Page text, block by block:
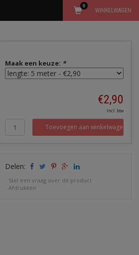
WINKELWAGEN
0
Maak een keuze: *
€2,90
Incl. btw
Toevoegen aan winkelwagen
Delen:
- Stel een vraag over dit product
-Afdrukken